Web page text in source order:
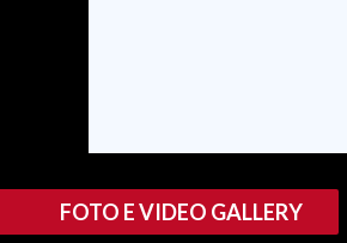
3 MINUTI CON
FOTO E VIDEO GALLERY